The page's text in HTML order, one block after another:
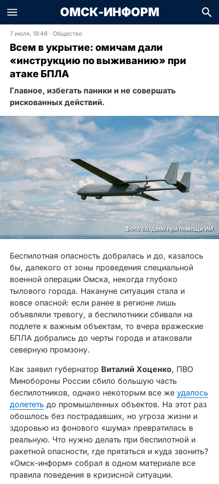
ОМСК-ИНФОРМ
7 июля, 18:46 · Общество
Всем в укрытие: омичам дали
«инструкцию по выживанию» при
атаке БПЛА
Главное, избегать паники и не совершать
рискованных действий.
Фото создано при помощи ИИ
Беспилотная опасность добралась и до, казалось
бы, далекого от зоны проведения специальной
военной операции Омска, некогда глубоко
тылового города. Накануне ситуация стала и
вовсе опасной: если ранее в регионе лишь
объявляли тревогу, а беспилотники сбивали на
подлете к важным объектам, то вчера вражеские
БПЛА добрались до черты города и атаковали
северную промзону.
Как заявил губернатор Виталий Хоценко, ПВО
Минобороны России сбило большую часть
беспилотников, однако некоторым все же удалось
долететь до промышленных объектов. На этот раз
обошлось без пострадавших, но угроза жизни и
здоровью из фонового «шума» превратилась в
реальную. Что нужно делать при беспилотной и
ракетной опасности, где прятаться и куда звонить?
«Омск-информ» собрал в одном материале все
правила поведения в кризисной ситуации.